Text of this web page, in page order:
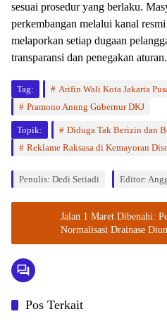
sesuai prosedur yang berlaku.
perkembangan melalui kanal
melaporkan setiap dugaan
transparansi dan penegakan
Tag:
Arifin Wali Kota Jakarta
Pramono Anung Gubernur DKJ
Topik:
Diduga Tak Berizin dan
Reklame Raksasa di Kemayoran
Penulis: Dedi Setiadi Editor:
Jalan 1 Maret Dibenahi:
Normalisasi Drainase
Pos Terkait
Walikota Jakarta Pusat